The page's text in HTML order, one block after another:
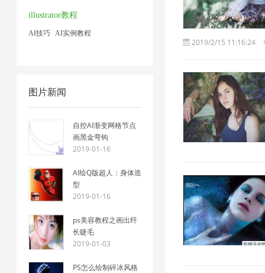
illustrator教程
AI技巧 AI实例教程
图片新闻
自控AI渐变网格节点
画黑金弯钩
2019-01-16
AI绘Q版超人：身体造
型
2019-01-16
ps美容教程之画出纤
长睫毛
2019-01-03
PS怎么绘制碎冰风格
2019/2/15 11:16:24